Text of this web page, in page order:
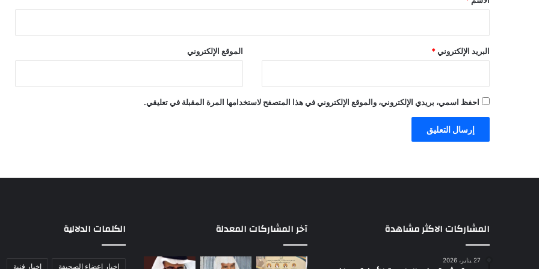
البريد الإلكتروني* الموقع الإلكتروني
احفظ اسمي، بريدي الإلكتروني، والموقع الإلكتروني في هذا المتصفح لاستخدامها المرة المقبلة في تعليقي.
المشاركات الاكثر مشاهدة
27 يناير، 2026
آخر المشاركات المعدلة الكلمات الدلالية
اخبار اعضاء الصحيفة اخبار فنية